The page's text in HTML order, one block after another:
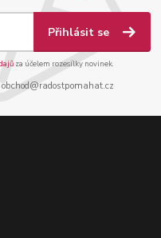
Přihlásit se
za účelem rozesílky novinek.